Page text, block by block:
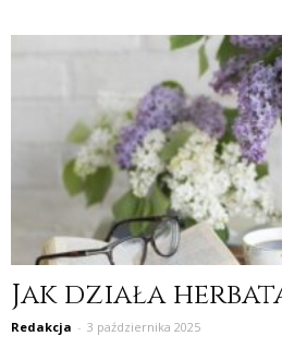
Jak działa
Redakcja - 3 października 2025